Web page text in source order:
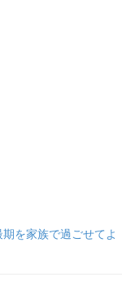
を家族で過ごせてよ